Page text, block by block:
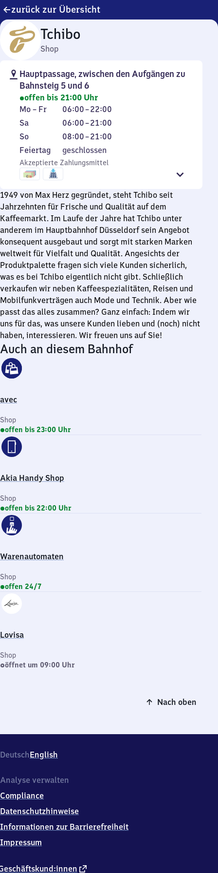
zurück zur Übersicht
Tchibo
Shop
Hauptpassage, zwischen den Aufgängen zu
Bahnsteig 5 und 6
offen bis 21:00 Uhr
Montag
bis
Freitag
Mo – Fr 06:00–22:00
Von
6
Uhr
22
Uhr
Samstag
Sa 06:00–21:00
Von
6
bis
21
Uhr
Sonntag
So 08:00–21:00
Von
8
Uhr
bis
21
Uhr
Feiertag
Feiertag geschlossen
Akzeptierte Zahlungsmittel
1949 von Max Herz gegründet, steht Tchibo seit
Jahrzehnten für Frische und Qualität auf dem
Kaffeemarkt. Im Laufe der Jahre hat Tchibo unter
anderem im Hauptbahnhof Düsseldorf sein Angebot
konsequent ausgebaut und sorgt mit starken Marken
weltweit für Vielfalt und Qualität. Angesichts der
Produktpalette fragen sich viele Kunden sicherlich,
was es bei Tchibo eigentlich nicht gibt. Schließlich
verkaufen wir neben Kaffeespezialitäten, Reisen und
Mobilfunkverträgen auch Mode und Technik. Aber wie
passt das alles zusammen? Ganz einfach: Indem wir
uns für das, was unsere Kunden lieben und (noch) nicht
haben, interessieren. Wir freuen uns auf Sie!
Auch an diesem Bahnhof
avec
Shop
offen bis 23:00 Uhr
Akia Handy Shop
Shop
offen bis 22:00 Uhr
Warenautomaten
Shop
offen 24/7
Lovisa
Shop
öffnet um 09:00 Uhr
Nach oben
DeutschEnglish
externer
Analyse verwalten
Compliance
Datenschutzhinweise
Informationen zur Barrierefreiheit
Impressum